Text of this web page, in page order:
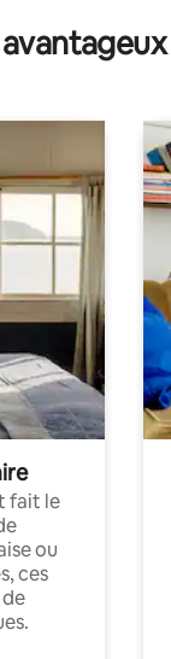
fait le
ou
ces